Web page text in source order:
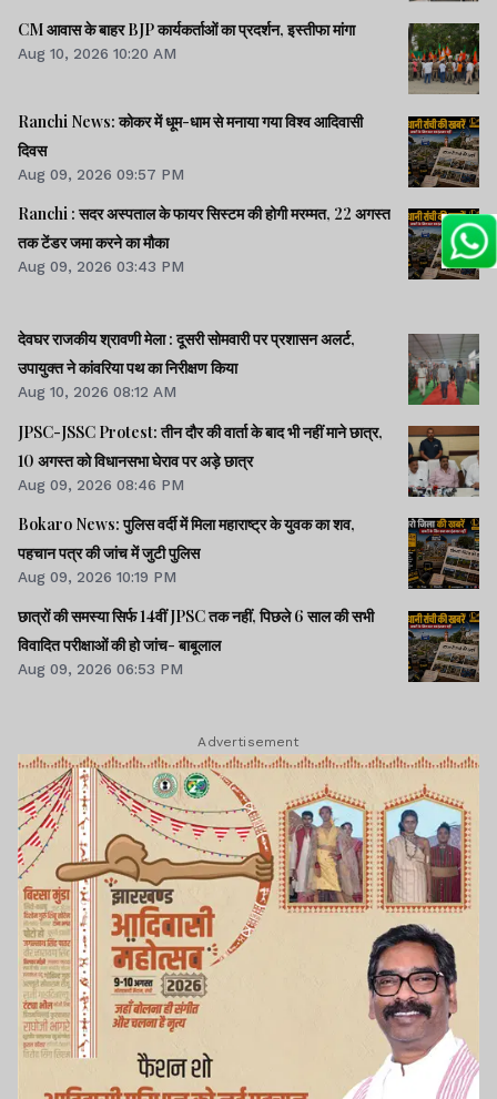
CM आवास के बाहर BJP कार्यकर्ताओं का प्रदर्शन, इस्तीफा मांगा
Aug 10, 2026 10:20 AM
Ranchi News: कोकर में धूम-धाम से मनाया गया विश्व आदिवासी
दिवस
Aug 09, 2026 09:57 PM
Ranchi : सदर अस्पताल के फायर सिस्टम की होगी मरम्मत, 22 अगस्त
तक टेंडर जमा करने का मौका
Aug 09, 2026 03:43 PM
देवघर राजकीय श्रावणी मेला : दूसरी सोमवारी पर प्रशासन अलर्ट,
उपायुक्त ने कांवरिया पथ का निरीक्षण किया
Aug 10, 2026 08:12 AM
JPSC-JSSC Protest: तीन दौर की वार्ता के बाद भी नहीं माने छात्र,
10 अगस्त को विधानसभा घेराव पर अड़े छात्र
Aug 09, 2026 08:46 PM
Bokaro News: पुलिस वर्दी में मिला महाराष्ट्र के युवक का शव,
पहचान पत्र की जांच में जुटी पुलिस
Aug 09, 2026 10:19 PM
छात्रों की समस्या सिर्फ 14वीं JPSC तक नहीं, पिछले 6 साल की सभी
विवादित परीक्षाओं की हो जांच- बाबूलाल
Aug 09, 2026 06:53 PM
Advertisement